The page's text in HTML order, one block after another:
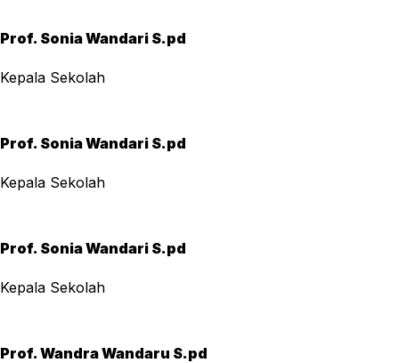
Prof. Sonia Wandari S.pd
Kepala Sekolah
Prof. Sonia Wandari S.pd
Kepala Sekolah
Prof. Sonia Wandari S.pd
Kepala Sekolah
Prof. Wandra Wandaru S.pd